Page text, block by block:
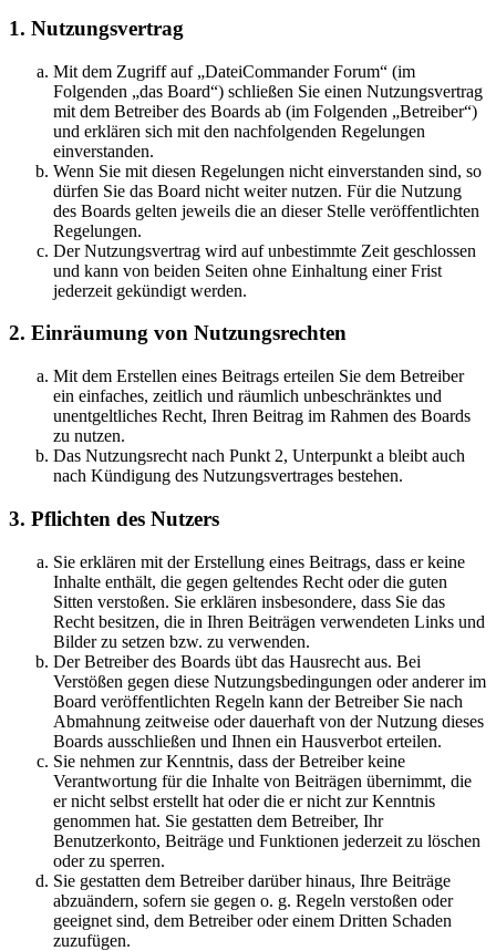
1. Nutzungsvertrag
Mit dem Zugriff auf „DateiCommander Forum“ (im
Folgenden „das Board“) schließen Sie einen Nutzungsvertrag
mit dem Betreiber des Boards ab (im Folgenden „Betreiber“)
und erklären sich mit den nachfolgenden Regelungen
einverstanden.
Wenn Sie mit diesen Regelungen nicht einverstanden sind, so
dürfen Sie das Board nicht weiter nutzen. Für die Nutzung
des Boards gelten jeweils die an dieser Stelle veröffentlichten
Regelungen.
Der Nutzungsvertrag wird auf unbestimmte Zeit geschlossen
und kann von beiden Seiten ohne Einhaltung einer Frist
jederzeit gekündigt werden.
2. Einräumung von Nutzungsrechten
Mit dem Erstellen eines Beitrags erteilen Sie dem Betreiber
ein einfaches, zeitlich und räumlich unbeschränktes und
unentgeltliches Recht, Ihren Beitrag im Rahmen des Boards
zu nutzen.
Das Nutzungsrecht nach Punkt 2, Unterpunkt a bleibt auch
nach Kündigung des Nutzungsvertrages bestehen.
3. Pflichten des Nutzers
Sie erklären mit der Erstellung eines Beitrags, dass er keine
Inhalte enthält, die gegen geltendes Recht oder die guten
Sitten verstoßen. Sie erklären insbesondere, dass Sie das
Recht besitzen, die in Ihren Beiträgen verwendeten Links und
Bilder zu setzen bzw. zu verwenden.
Der Betreiber des Boards übt das Hausrecht aus. Bei
Verstößen gegen diese Nutzungsbedingungen oder anderer im
Board veröffentlichten Regeln kann der Betreiber Sie nach
Abmahnung zeitweise oder dauerhaft von der Nutzung dieses
Boards ausschließen und Ihnen ein Hausverbot erteilen.
Sie nehmen zur Kenntnis, dass der Betreiber keine
Verantwortung für die Inhalte von Beiträgen übernimmt, die
er nicht selbst erstellt hat oder die er nicht zur Kenntnis
genommen hat. Sie gestatten dem Betreiber, Ihr
Benutzerkonto, Beiträge und Funktionen jederzeit zu löschen
oder zu sperren.
Sie gestatten dem Betreiber darüber hinaus, Ihre Beiträge
abzuändern, sofern sie gegen o. g. Regeln verstoßen oder
geeignet sind, dem Betreiber oder einem Dritten Schaden
zuzufügen.